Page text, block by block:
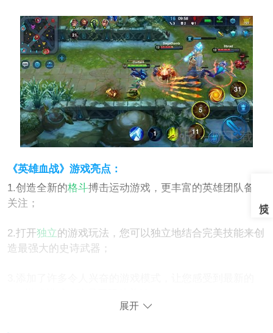
《英雄血战》游戏亮点：
1.创造全新的格斗搏击运动游戏，更丰富的英雄团队备受
关注；
2.打开独立的游戏玩法，您可以独立地结合完美技能来创
造最强大的史诗武器；
展开